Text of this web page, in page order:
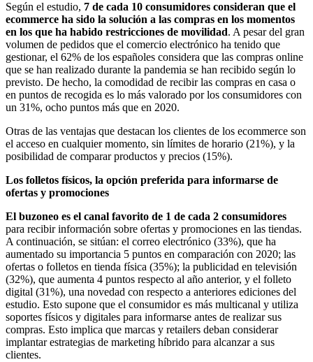
Según el estudio, 7 de cada 10 consumidores consideran que el
ecommerce ha sido la solución a las compras en los momentos
en los que ha habido restricciones de movilidad. A pesar del gran
volumen de pedidos que el comercio electrónico ha tenido que
gestionar, el 62% de los españoles considera que las compras online
que se han realizado durante la pandemia se han recibido según lo
previsto. De hecho, la comodidad de recibir las compras en casa o
en puntos de recogida es lo más valorado por los consumidores con
un 31%, ocho puntos más que en 2020.
Otras de las ventajas que destacan los clientes de los ecommerce son
el acceso en cualquier momento, sin límites de horario (21%), y la
posibilidad de comparar productos y precios (15%).
Los folletos físicos, la opción preferida para informarse de
ofertas y promociones
El buzoneo es el canal favorito de 1 de cada 2 consumidores
para recibir información sobre ofertas y promociones en las tiendas.
A continuación, se sitúan: el correo electrónico (33%), que ha
aumentado su importancia 5 puntos en comparación con 2020; las
ofertas o folletos en tienda física (35%); la publicidad en televisión
(32%), que aumenta 4 puntos respecto al año anterior, y el folleto
digital (31%), una novedad con respecto a anteriores ediciones del
estudio. Esto supone que el consumidor es más multicanal y utiliza
soportes físicos y digitales para informarse antes de realizar sus
compras. Esto implica que marcas y retailers deban considerar
implantar estrategias de marketing híbrido para alcanzar a sus
clientes.